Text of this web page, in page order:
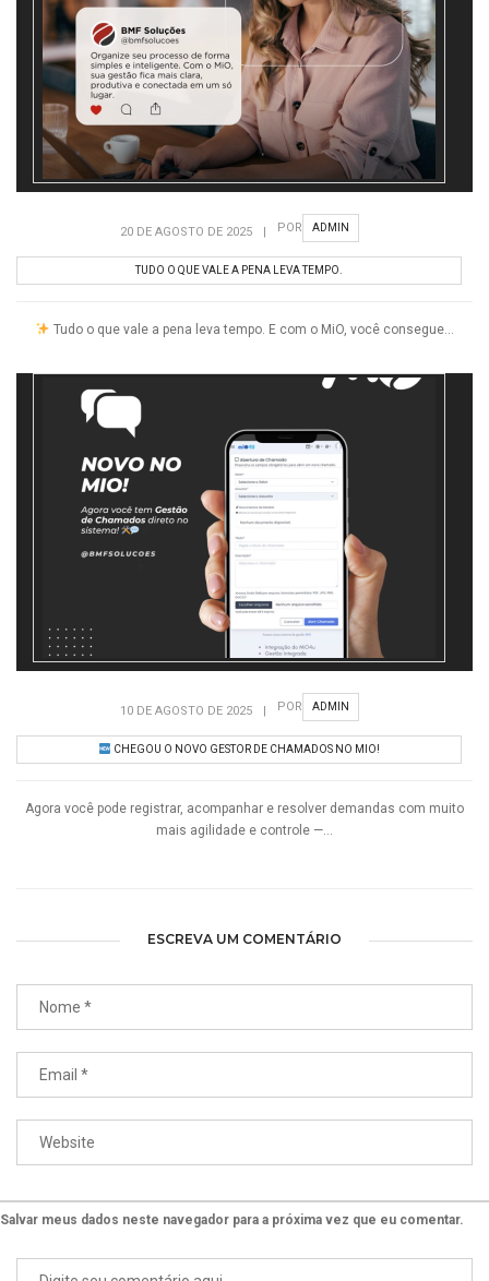
20 DE AGOSTO DE 2025 POR ADMIN
TUDO O QUE VALE A PENA LEVA TEMPO.
Tudo o que vale a pena leva tempo. E com o MiO, você consegue...
10 DE AGOSTO DE 2025 POR ADMIN
CHEGOU O NOVO GESTOR DE CHAMADOS NO MIO!
Agora você pode registrar, acompanhar e resolver demandas com muito
mais agilidade e controle —...
ESCREVA UM COMENTÁRIO
Salvar meus dados neste navegador para a próxima vez que eu comentar.